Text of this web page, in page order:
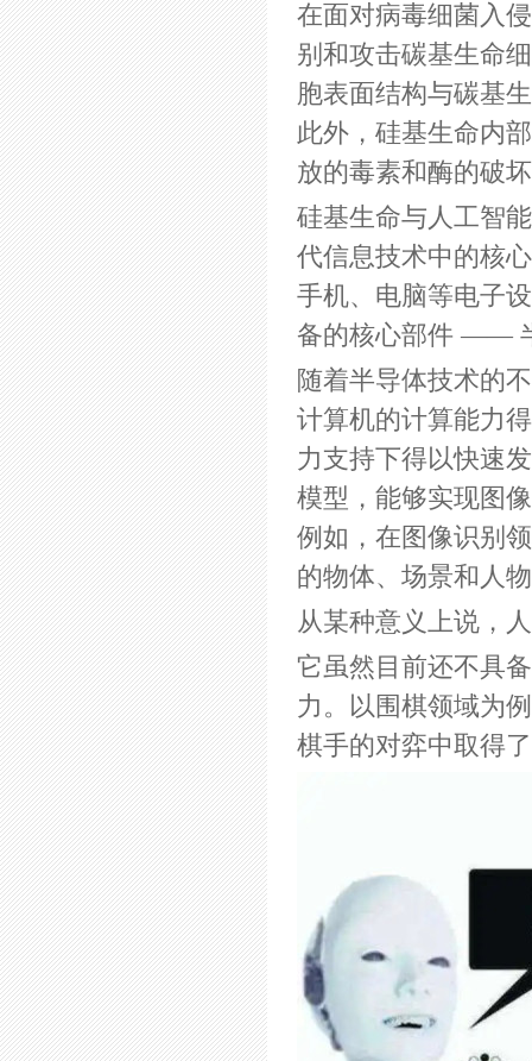
在面对病毒细菌入
别和攻击碳基生命
胞表面结构与碳基
此外，硅基生命内
放的毒素和酶的破
硅基生命与人工智
代信息技术中的核
手机、电脑等电子
备的核心部件 ——
随着半导体技术的
计算机的计算能力
力支持下得以快速
模型，能够实现图
例如，在图像识别
的物体、场景和人
从某种意义上说，
它虽然目前还不具
力。以围棋领域为
棋手的对弈中取得